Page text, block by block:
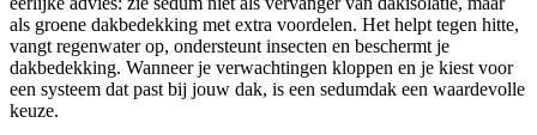
als groene dakbedekking met extra voordelen. Het helpt tegen hitte,
vangt regenwater op, ondersteunt insecten en beschermt je
dakbedekking. Wanneer je verwachtingen kloppen en je kiest voor
een systeem dat past bij jouw dak, is een sedumdak een waardevolle
keuze.